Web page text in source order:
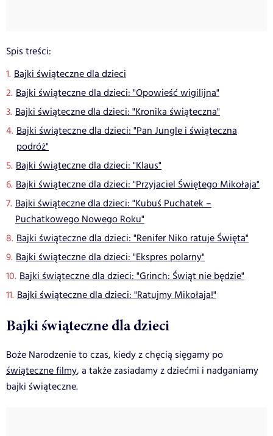
Spis treści:
Bajki świąteczne dla dzieci
Bajki świąteczne dla dzieci: "Opowieść wigilijna"
Bajki świąteczne dla dzieci: "Kronika świąteczna"
Bajki świąteczne dla dzieci: "Pan Jungle i świąteczna
podróż"
Bajki świąteczne dla dzieci: "Klaus"
Bajki świąteczne dla dzieci: "Przyjaciel Świętego Mikołaja"
Bajki świąteczne dla dzieci: "Kubuś Puchatek –
Puchatkowego Nowego Roku"
Bajki świąteczne dla dzieci: "Renifer Niko ratuje Święta"
Bajki świąteczne dla dzieci: "Ekspres polarny"
Bajki świąteczne dla dzieci: "Grinch: Świąt nie będzie"
Bajki świąteczne dla dzieci: "Ratujmy Mikołaja!"
Bajki świąteczne dla dzieci
Boże Narodzenie to czas, kiedy z chęcią sięgamy po
świąteczne filmy, a także zasiadamy z dziećmi i nadganiamy
bajki świąteczne.